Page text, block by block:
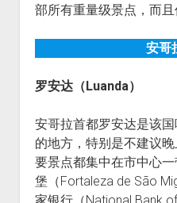
部所有重量级景点，而且
安哥
罗安达（Luanda）
安哥拉首都罗安达是该国
的地方，特别是不建议
要景点都集中在市中心
堡（Fortaleza de São